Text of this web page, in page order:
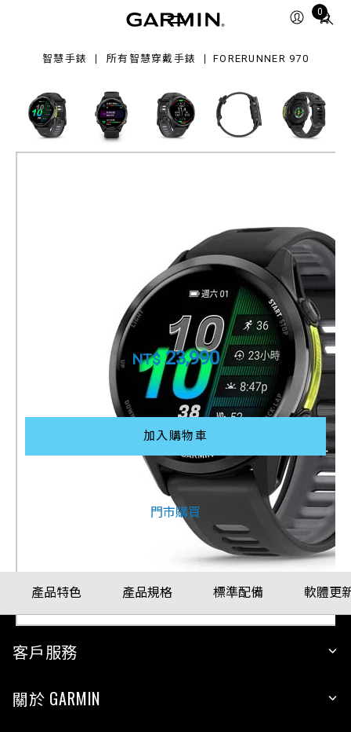
0
Total
智慧手錶 所有智慧穿戴手錶 FORERUNNER 970
Forerunner 970
GPS 全方位鐵人運動錶
獵影黑 / 躍動黃 (護蓋設計)
產品料號 010-02969-30
NT$ 23,990
配戴比例參考
加入購物車
其他購買方式
門市購買
產品特色 產品規格 標準配備 軟體更
客戶服務
關於 GARMIN